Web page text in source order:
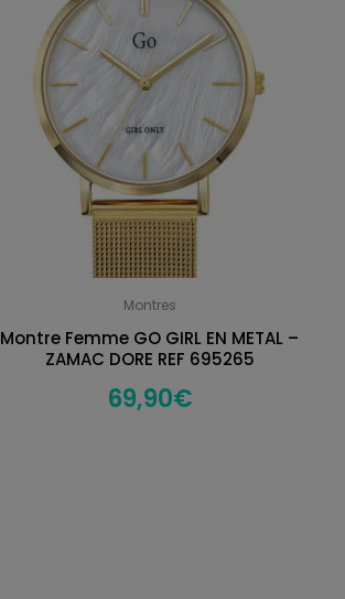
Montres
Montre Femme GO GIRL EN METAL –
ZAMAC DORE REF 695265
69,90€